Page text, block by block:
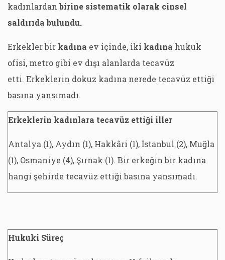
kadınlardanbirine sistematik olarak cinsel
saldırıda bulundu.
Erkekler bir kadına ev içinde, iki kadına hukuk
ofisi, metro gibi ev dışı alanlarda tecavüz
etti. Erkeklerin dokuz kadına nerede tecavüz ettiği
basına yansımadı.
Erkeklerin kadınlara tecavüz ettiği iller
Antalya (1), Aydın (1), Hakkâri (1), İstanbul (2), Muğla
(1), Osmaniye (4), Şırnak (1). Bir erkeğin bir kadına
hangi şehirde tecavüz ettiği basına yansımadı.
Hukuki Süreç